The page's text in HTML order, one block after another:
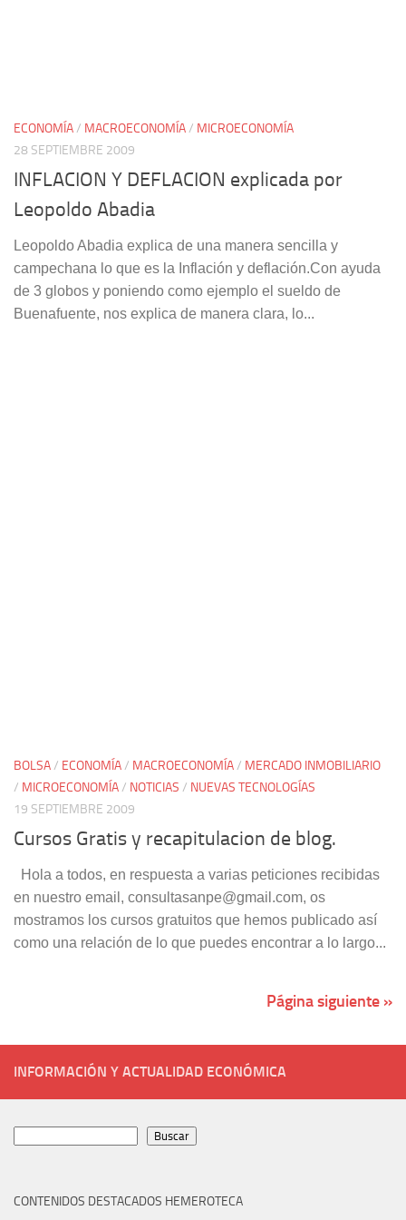
ECONOMÍA/ MACROECONOMÍA/ MICROECONOMÍA
28 SEPTIEMBRE 2009
INFLACION Y DEFLACION explicada por
Leopoldo Abadia
Leopoldo Abadia explica de una manera sencilla y
campechana lo que es la Inflación y deflación.Con ayuda
de 3 globos y poniendo como ejemplo el sueldo de
Buenafuente, nos explica de manera clara, lo...
BOLSA/ ECONOMÍA/ MACROECONOMÍA/ MERCADO INMOBILIARIO
/ MICROECONOMÍA/ NOTICIAS / NUEVAS TECNOLOGÍAS
19 SEPTIEMBRE 2009
Cursos Gratis y recapitulacion de blog.
Hola a todos, en respuesta a varias peticiones recibidas
en nuestro email, consultasanpe@gmail.com, os
mostramos los cursos gratuitos que hemos publicado así
como una relación de lo que puedes encontrar a lo largo...
Página siguiente »
INFORMACIÓN Y ACTUALIDAD ECONÓMICA
Buscar
CONTENIDOS DESTACADOS HEMEROTECA